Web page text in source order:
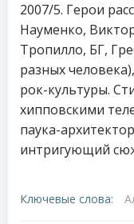
2007/5. Герои
Науменко,
Тропилло, БГ,
разных
рок-культуры.
хипповскими
паука-
интригующий
Ключевые слова: